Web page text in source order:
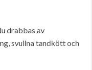
drabbas av
svullna tandkött och